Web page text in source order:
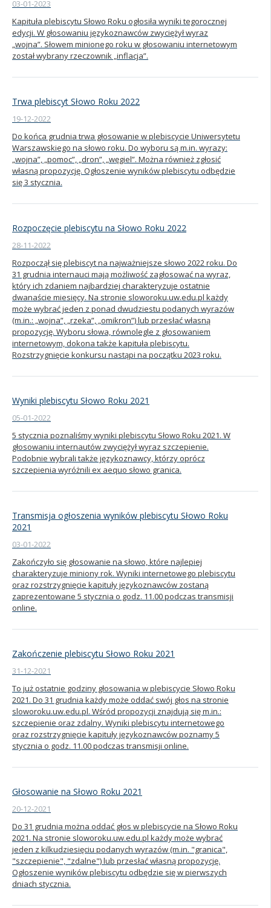
03-01-2023
Kapituła plebiscytu Słowo Roku ogłosiła wyniki tegorocznej
edycji. W głosowaniu językoznawców zwyciężył wyraz
„wojna”. Słowem minionego roku w głosowaniu internetowym
został wybrany rzeczownik „inflacja”.
Trwa plebiscyt Słowo Roku 2022
19-12-2022
Do końca grudnia trwa głosowanie w plebiscycie Uniwersytetu
Warszawskiego na słowo roku. Do wyboru są m.in. wyrazy:
„wojna”, „pomoc”, „dron”, „węgiel”. Można również zgłosić
własną propozycję. Ogłoszenie wyników plebiscytu odbędzie
się 3 stycznia.
Rozpoczęcie plebiscytu na Słowo Roku 2022
28-11-2022
Rozpoczął się plebiscyt na najważniejsze słowo 2022 roku. Do
31 grudnia internauci mają możliwość zagłosować na wyraz,
który ich zdaniem najbardziej charakteryzuje ostatnie
dwanaście miesięcy. Na stronie sloworoku.uw.edu.pl każdy
może wybrać jeden z ponad dwudziestu podanych wyrazów
(m.in.: „wojna”, „rzeka”, „omikron”) lub przesłać własną
propozycję. Wyboru słowa, równolegle z głosowaniem
internetowym, dokona także kapituła plebiscytu.
Rozstrzygnięcie konkursu nastąpi na początku 2023 roku.
Wyniki plebiscytu Słowo Roku 2021
05-01-2022
5 stycznia poznaliśmy wyniki plebiscytu Słowo Roku 2021. W
głosowaniu internautów zwyciężył wyraz szczepienie.
Podobnie wybrali także językoznawcy, którzy oprócz
szczepienia wyróżnili ex aequo słowo granica.
Transmisja ogłoszenia wyników plebiscytu Słowo Roku
2021
03-01-2022
Zakończyło się głosowanie na słowo, które najlepiej
charakteryzuje miniony rok. Wyniki internetowego plebiscytu
oraz rozstrzygnięcie kapituły językoznawców zostaną
zaprezentowane 5 stycznia o godz. 11.00 podczas transmisji
online.
Zakończenie plebiscytu Słowo Roku 2021
31-12-2021
To już ostatnie godziny głosowania w plebiscycie Słowo Roku
2021. Do 31 grudnia każdy może oddać swój głos na stronie
sloworoku.uw.edu.pl. Wśród propozycji znajdują się m.in.:
szczepienie oraz zdalny. Wyniki plebiscytu internetowego
oraz rozstrzygnięcie kapituły językoznawców poznamy 5
stycznia o godz. 11.00 podczas transmisji online.
Głosowanie na Słowo Roku 2021
20-12-2021
Do 31 grudnia można oddać głos w plebiscycie na Słowo Roku
2021. Na stronie sloworoku.uw.edu.pl każdy może wybrać
jeden z kilkudziesięciu podanych wyrazów (m.in. "granica",
"szczepienie", "zdalne") lub przesłać własną propozycję.
Ogłoszenie wyników plebiscytu odbędzie się w pierwszych
dniach stycznia.